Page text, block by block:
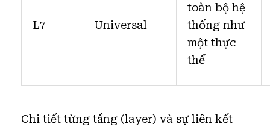
L7 Universal
toàn bộ hệ
thống như
một thực
thể
Chi tiết từng tầng (layer) và sự liên kết